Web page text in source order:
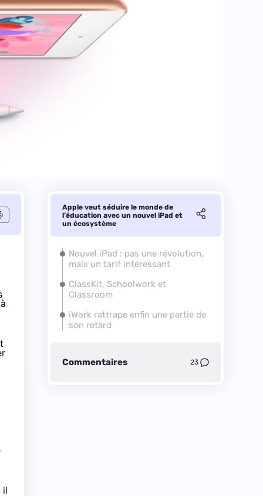
il
Apple veut séduire le monde de
l’éducation avec un nouvel iPad et
un écosystème
Nouvel iPad : pas une révolution,
mais un tarif intéressant
ClassKit, Schoolwork et
Classroom
iWork rattrape enfin une partie de
son retard
Commentaires 23